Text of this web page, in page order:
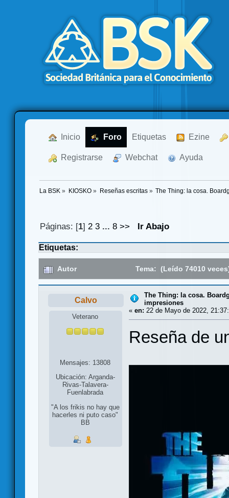
Inicio Foro Etiquetas Ezine
Registrarse Webchat Ayuda
La BSK » KIOSKO» Reseñas escritas» The Thing: la cosa.
Páginas: [1]2 3 ...8 >> Ir Abajo
Etiquetas:
Autor Tema: (Leído 74010
Calvo
Veterano
Mensajes: 13808
Ubicación: Arganda-
Rivas-Talavera-
Fuenlabrada
"A los frikis no hay que
hacerles ni puto caso"
BB
The Thing: la cosa.
impresiones
« en: 22 de Mayo de 2022,
Reseña de